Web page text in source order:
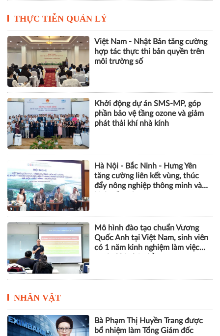
THỰC TIỄN QUẢN LÝ
Việt Nam - Nhật Bản tăng cường
hợp tác thực thi bản quyền trên
môi trường số
Khởi động dự án SMS-MP, góp
phần bảo vệ tầng ozone và giảm
phát thải khí nhà kính
Hà Nội - Bắc Ninh - Hưng Yên
tăng cường liên kết vùng, thúc
đẩy nông nghiệp thông minh và
Mô hình đào tạo chuẩn Vương
Quốc Anh tại Việt Nam, sinh viên
có 1 năm kinh nghiệm làm việc
NHÂN VẬT
Bà Phạm Thị Huyền Trang được
bổ nhiệm làm Tổng Giám đốc